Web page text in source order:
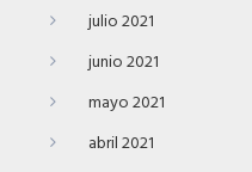
julio 2021
junio 2021
mayo 2021
abril 2021